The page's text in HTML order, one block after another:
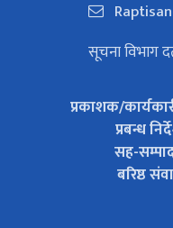
सूचना विभाग
प्रकाशक/
प्रबन्ध
सह-
बरिष्ठ